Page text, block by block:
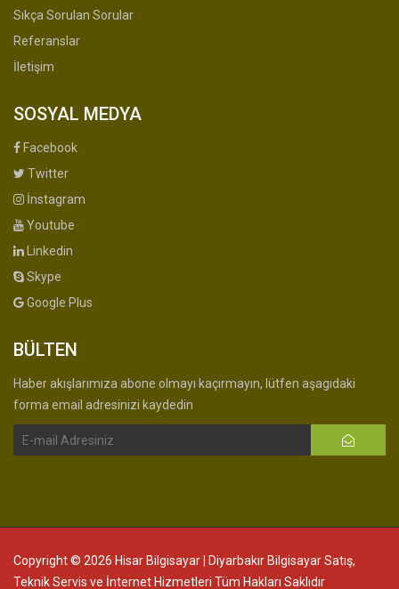
Sıkça Sorulan Sorular
Referanslar
İletişim
SOSYAL MEDYA
Facebook
Twitter
İnstagram
Youtube
Linkedin
Skype
Google Plus
BÜLTEN
Haber akışlarımıza abone olmayı kaçırmayın, lütfen aşagıdaki
forma email adresinizi kaydedin
Copyright © 2026 Hisar Bilgisayar | Diyarbakır Bilgisayar Satış,
Teknik Servis ve İnternet Hizmetleri Tüm Hakları Saklıdır